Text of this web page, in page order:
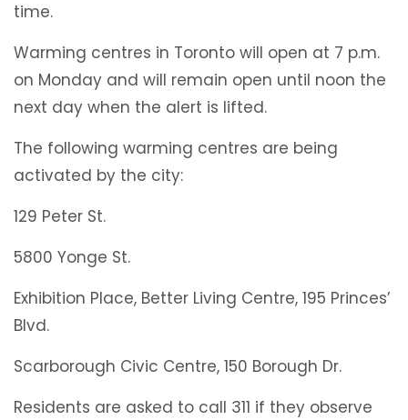
time.
Warming centres in Toronto will open at 7 p.m.
on Monday and will remain open until noon the
next day when the alert is lifted.
The following warming centres are being
activated by the city:
129 Peter St.
5800 Yonge St.
Exhibition Place, Better Living Centre, 195 Princes’
Blvd.
Scarborough Civic Centre, 150 Borough Dr.
Residents are asked to call 311 if they observe